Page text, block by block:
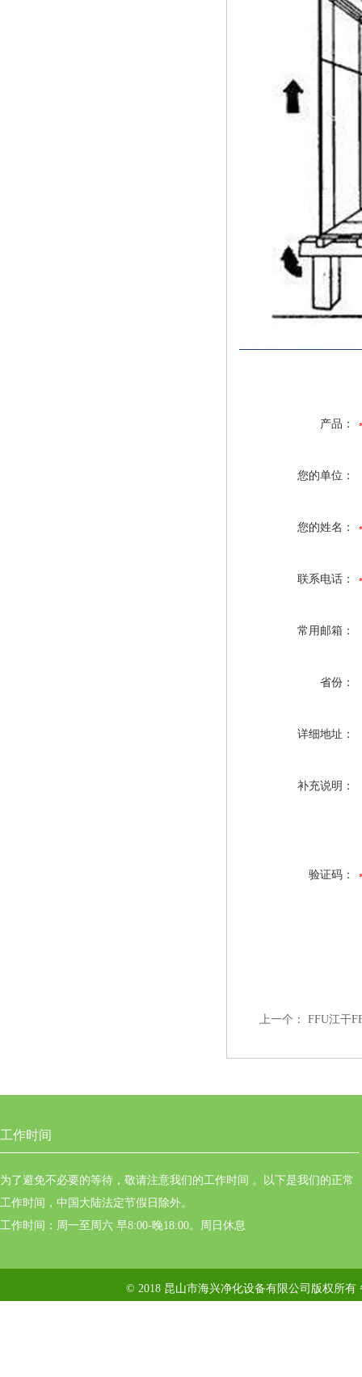
产品：
您的单位：
您的姓名：
联系电话：
常用邮箱：
省份：
详细地址：
补充说明：
验证码：
上一个： FFU江干
工作时间
为了避免不必要的等待，敬请注意我们的工作时间 。以下是我们的正常
工作时间，中国大陆法定节假日除外。
工作时间：周一至周六 早8:00-晚18:00。周日休息
© 2018 昆山市海兴净化设备有限公司版权所有